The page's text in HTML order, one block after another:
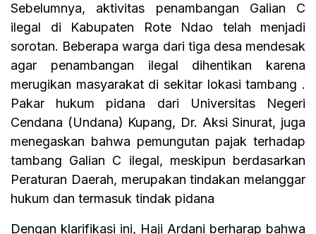
Sebelumnya, aktivitas penambangan Galian C
ilegal di Kabupaten Rote Ndao telah menjadi
sorotan. Beberapa warga dari tiga desa mendesak
agar penambangan ilegal dihentikan karena
merugikan masyarakat di sekitar lokasi tambang .
Pakar hukum pidana dari Universitas Negeri
Cendana (Undana) Kupang, Dr. Aksi Sinurat, juga
menegaskan bahwa pemungutan pajak terhadap
tambang Galian C ilegal, meskipun berdasarkan
Peraturan Daerah, merupakan tindakan melanggar
hukum dan termasuk tindak pidana
Dengan klarifikasi ini, Haji Ardani berharap bahwa